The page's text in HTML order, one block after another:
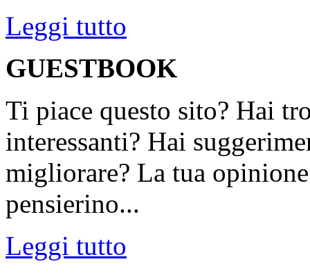
Leggi tutto
GUESTBOOK
Ti piace questo sito? Hai
interessanti? Hai
migliorare? La tua
pensierino...
Leggi tutto